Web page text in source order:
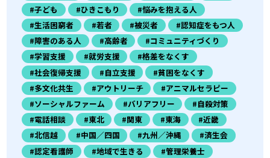
#子ども
#ひきこもり
#悩みを抱える人
#生活困窮者
#若者 #被災者
#認知症をもつ人
#障害のある人
#高齢者
#コミュニティづくり
#学習支援
#就労支援
#格差をなくす
#社会復帰支援
#自立支援
#貧困をなくす
#多文化共生
#アウトリーチ
#アニマルセラピー
#ソーシャルファーム
#バリアフリー
#自殺対策
#電話相談
#東北 #関東 #東海
#近畿
#北信越
#中国／四国 #九州／沖縄
#済生会
#認定看護師
#地域で生きる
#管理栄養士